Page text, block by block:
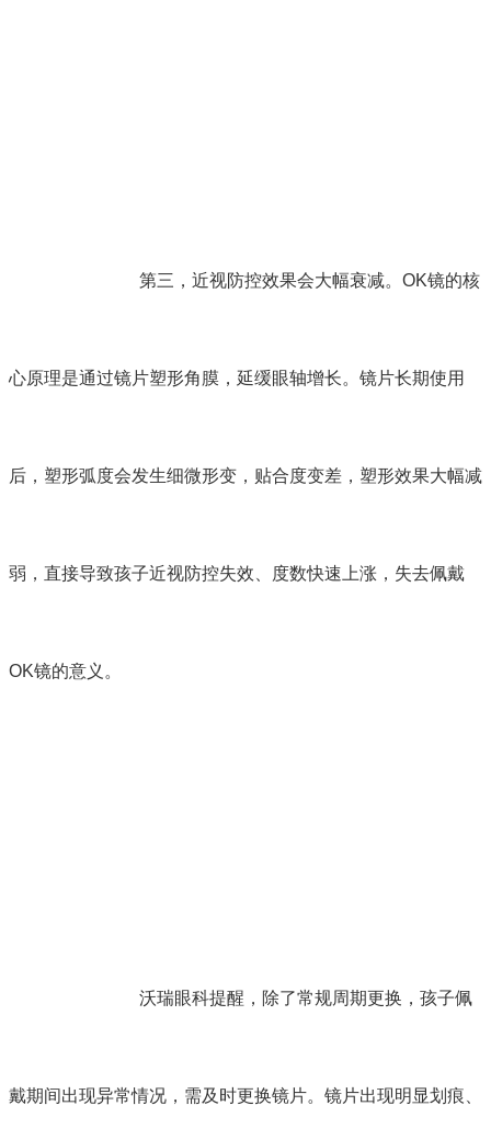
第三，近视防控效果会大幅衰减。OK镜的核
心原理是通过镜片塑形角膜，延缓眼轴增长。镜片长期使用
后，塑形弧度会发生细微形变，贴合度变差，塑形效果大幅减
弱，直接导致孩子近视防控失效、度数快速上涨，失去佩戴
OK镜的意义。
沃瑞眼科提醒，除了常规周期更换，孩子佩
戴期间出现异常情况，需及时更换镜片。镜片出现明显划痕、